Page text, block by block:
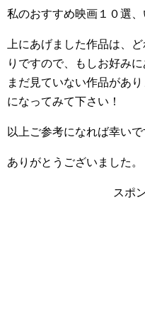
私のおすすめ映画１０選
上にあげました作品は、
りですので、もしお好み
まだ見ていない作品があ
になってみて下さい！
以上ご参考になれば幸いで
ありがとうございました。
スポ